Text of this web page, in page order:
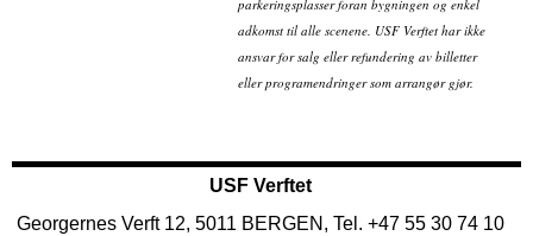
parkeringsplasser foran bygningen og enkel
adkomst til alle scenene. USF Verftet har ikke
ansvar for salg eller refundering av billetter
eller programendringer som arrangør gjør.
USF Verftet
Georgernes Verft 12, 5011 BERGEN, Tel. +47 55 30 74 10